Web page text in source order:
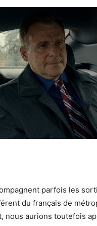
parfois les
du français de
nous aurions toutefois